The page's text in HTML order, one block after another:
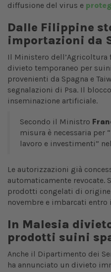
diffusione del virus e
Dalle Filippine
importazioni da
Il Ministero
divieto temporaneo per
provenienti da Spagna e
segnalazioni di Psa. Il
inseminazione artificiale.
Secondo il Ministro
misura è necessaria per
lavoro e investimenti”
Le autorizzazioni già
automaticamente revocate.
prodotti congelati di origine
novembre e imbarcati entro
In Malesia
prodotti suini
Anche il Dipartimento dei
ha annunciato un divieto